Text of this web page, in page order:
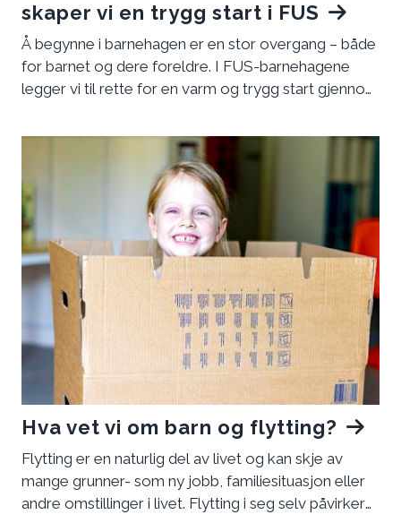
skaper vi en trygg start i FUS
Å begynne i barnehagen er en stor overgang – både
for barnet og dere foreldre. I FUS-barnehagene
legger vi til rette for en varm og trygg start gjennom
gjør det, og hvordan dere som foreldre kan bidra til
Hva vet vi om barn og flytting?
Flytting er en naturlig del av livet og kan skje av
mange grunner- som ny jobb, familiesituasjon eller
andre omstillinger i livet. Flytting i seg selv påvirker